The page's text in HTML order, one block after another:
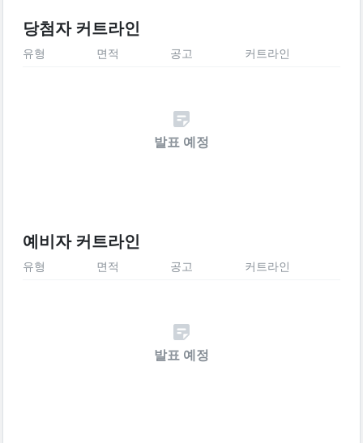
당첨자 커트라인
유형 면적 공고 커트라인
발표 예정
예비자 커트라인
유형 면적 공고 커트라인
발표 예정